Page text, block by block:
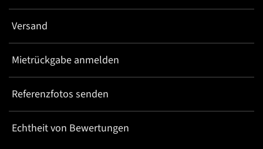
Versand
Mietrückgabe anmelden
Referenzfotos senden
Echtheit von Bewertungen